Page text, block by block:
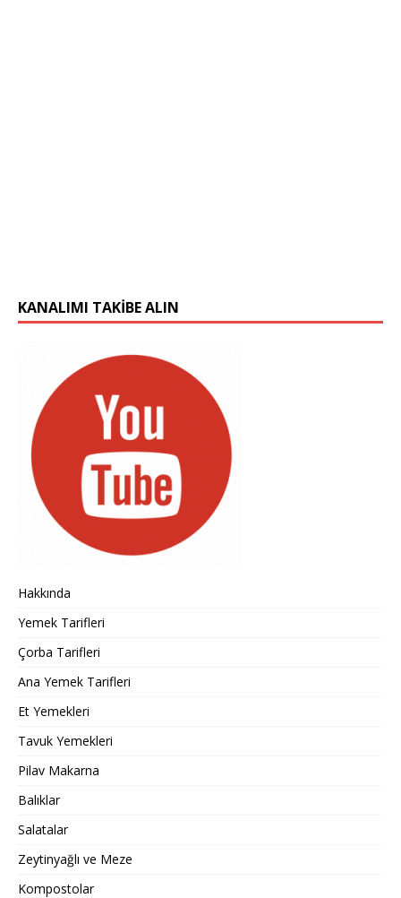
KANALIMI TAKIBE ALIN
Hakkında
Yemek Tarifleri
Çorba Tarifleri
Ana Yemek Tarifleri
Et Yemekleri
Tavuk Yemekleri
Pilav Makarna
Balıklar
Salatalar
Zeytinyağlı ve Meze
Kompostolar